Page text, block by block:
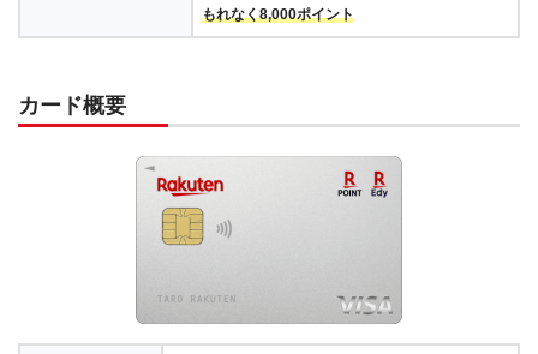
もれなく8,000ポイント
カード概要